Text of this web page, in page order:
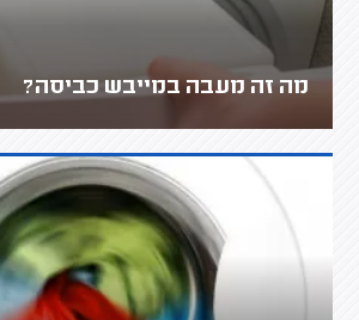
מה זה מעבה במייבש כביסה?